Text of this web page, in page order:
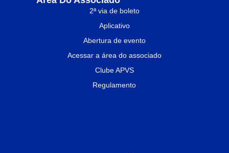
2ª via de boleto
Aplicativo
Abertura de evento
Acessar a área do associado
Clube APVS
Regulamento